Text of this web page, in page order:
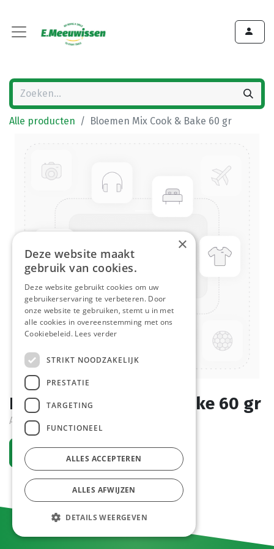
Alle producten Bloemen Mix Cook & Bake 60 gr
Bloemen Mix Cook & Bake 60 gr
Actief
Vraag een account aan
×
Deze website maakt
gebruik van cookies.
Deze website gebruikt cookies om uw
gebruikerservaring te verbeteren. Door
onze website te gebruiken, stemt u in met
alle cookies in overeenstemming met ons
Cookiebeleid. Lees verder
STRIKT NOODZAKELIJK
PRESTATIE
TARGETING
FUNCTIONEEL
ALLES ACCEPTEREN
ALLES AFWIJZEN
DETAILS WEERGEVEN